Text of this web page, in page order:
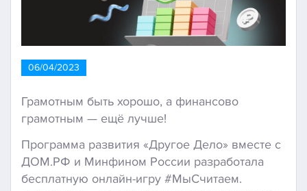
06/04/2023
Грамотным быть хорошо, а финансово
грамотным — ещё лучше!
Программа развития «Другое Дело» вместе с
ДОМ.РФ и Минфином России разработала
бесплатную онлайн-игру #МыСчитаем.